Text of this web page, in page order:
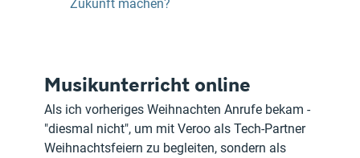
Zukunft machen?
Musikunterricht online
Als ich vorheriges Weihnachten Anrufe bekam -
"diesmal nicht", um mit Veroo als Tech-Partner
Weihnachtsfeiern zu begleiten, sondern als